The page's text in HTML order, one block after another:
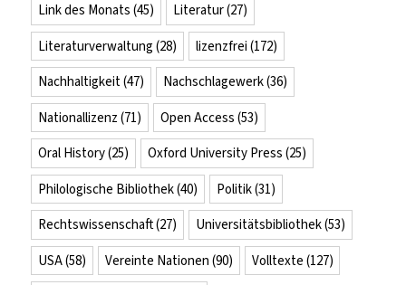
Link des Monats (45) Literatur(27)
Literaturverwaltung (28) lizenzfrei (172)
Nachhaltigkeit(47) Nachschlagewerk(36)
Nationallizenz (71) Open Access (53)
Oral History(25) Oxford University Press (25)
Philologische Bibliothek(40) Politik(31)
Rechtswissenschaft(27) Universitätsbibliothek(53)
USA(58) Vereinte Nationen (90) Volltexte (127)